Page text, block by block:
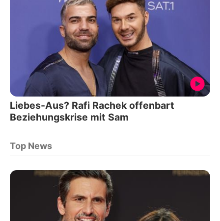
Liebes-Aus? Rafi Rachek offenbart
Beziehungskrise mit Sam
Top News